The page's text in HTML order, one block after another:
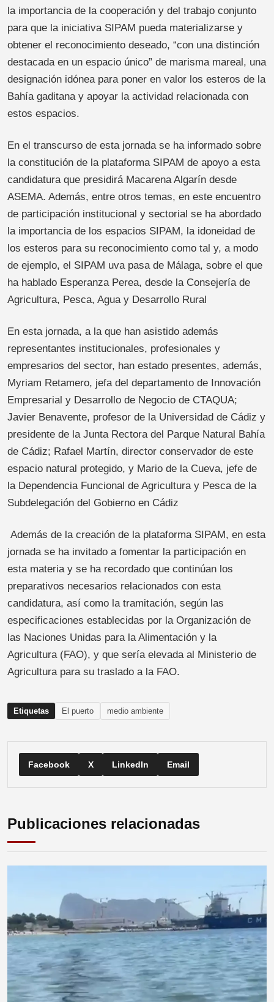
la importancia de la cooperación y del trabajo conjunto
para que la iniciativa SIPAM pueda materializarse y
obtener el reconocimiento deseado, “con una distinción
destacada en un espacio único” de marisma mareal, una
designación idónea para poner en valor los esteros de la
Bahía gaditana y apoyar la actividad relacionada con
estos espacios.
En el transcurso de esta jornada se ha informado sobre
la constitución de la plataforma SIPAM de apoyo a esta
candidatura que presidirá Macarena Algarín desde
ASEMA. Además, entre otros temas, en este encuentro
de participación institucional y sectorial se ha abordado
la importancia de los espacios SIPAM, la idoneidad de
los esteros para su reconocimiento como tal y, a modo
de ejemplo, el SIPAM uva pasa de Málaga, sobre el que
ha hablado Esperanza Perea, desde la Consejería de
Agricultura, Pesca, Agua y Desarrollo Rural
En esta jornada, a la que han asistido además
representantes institucionales, profesionales y
empresarios del sector, han estado presentes, además,
Myriam Retamero, jefa del departamento de Innovación
Empresarial y Desarrollo de Negocio de CTAQUA;
Javier Benavente, profesor de la Universidad de Cádiz y
presidente de la Junta Rectora del Parque Natural Bahía
de Cádiz; Rafael Martín, director conservador de este
espacio natural protegido, y Mario de la Cueva, jefe de
la Dependencia Funcional de Agricultura y Pesca de la
Subdelegación del Gobierno en Cádiz
Además de la creación de la plataforma SIPAM, en esta
jornada se ha invitado a fomentar la participación en
esta materia y se ha recordado que continúan los
preparativos necesarios relacionados con esta
candidatura, así como la tramitación, según las
especificaciones establecidas por la Organización de
las Naciones Unidas para la Alimentación y la
Agricultura (FAO), y que sería elevada al Ministerio de
Agricultura para su traslado a la FAO.
Etiquetas El puerto medio ambiente
Facebook X LinkedIn Email
Publicaciones relacionadas